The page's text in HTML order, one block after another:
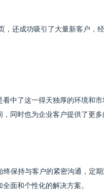
还成功吸引了大量新客户，
中了这一得天独厚的环境和
同时也为企业客户提供了更多
保持与客户的紧密沟通，定
面和个性化的解决方案。